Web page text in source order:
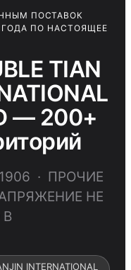
ПОСТАВОК
ПО НАСТОЯЩЕЕ
TIAN
— 200+
· ПРОЧИЕ
НЕ
В
INTERNATIONAL